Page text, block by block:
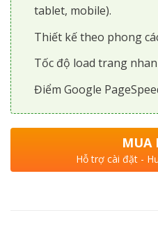
tablet, mobile).
Thiết kế theo phong
Tốc độ load trang
Điểm Google
MUA
Hỗ trợ cài đặt -